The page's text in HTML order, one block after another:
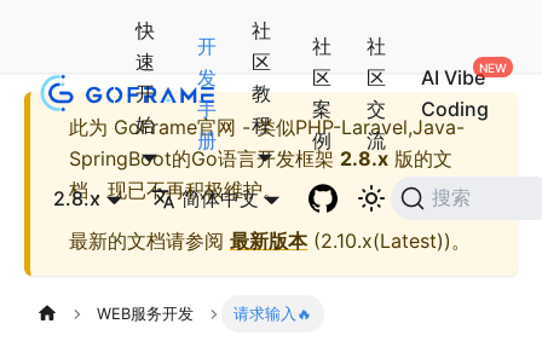
快
速
开
始
开
发
手
册
社
区
教
程
社
区
案
例
社
区
交
流
AI Vibe
Coding
2.8.x 简体中文 搜索
此为 GoFrame官网 - 类似PHP-Laravel,Java-
SpringBoot的Go语言开发框架 2.8.x 版的文
档，现已不再积极维护。
最新的文档请参阅 最新版本(2.10.x(Latest))。
WEB服务开发 请求输入🔥